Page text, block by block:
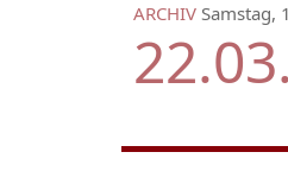
ARCHIV Samstag,